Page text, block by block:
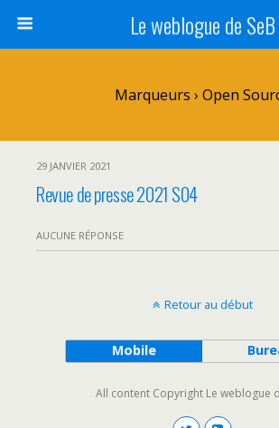
Le weblogue de SeB
Marqueurs › Open
29 JANVIER 2021
Revue de presse 2021 S04
AUCUNE RÉPONSE
Retour au début
Mobile
All content Copyright Le weblogue